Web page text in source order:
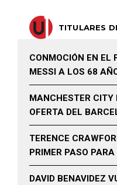
TITULARES
CONMOCIÓN EN EL
MESSI A LOS 68
MANCHESTER
OFERTA DEL
TERENCE
PRIMER PASO
DAVID BENAVIDEZ